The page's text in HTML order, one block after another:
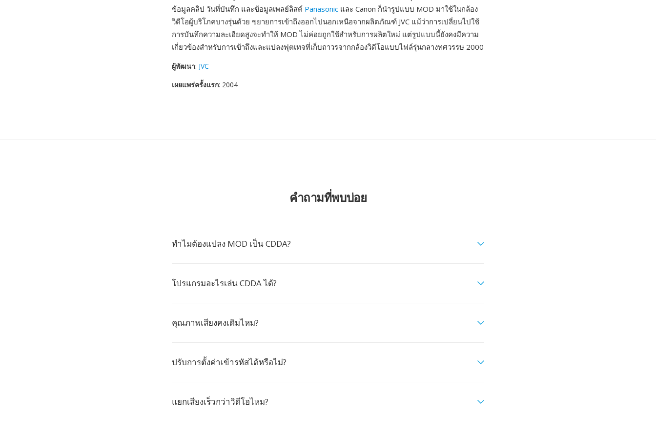
ข้อมูลคลิป วันที่บันทึก และข้อมูลเพลย์ลิสต์ Panasonic และ Canon ก็นำรูปแบบ MOD มาใช้ในกล้อง
วิดีโอผู้บริโภคบางรุ่นด้วย ขยายการเข้าถึงออกไปนอกเหนือจากผลิตภัณฑ์ JVC แม้ว่าการเปลี่ยนไปใช้
การบันทึกความละเอียดสูงจะทำให้ MOD ไม่ค่อยถูกใช้สำหรับการผลิตใหม่ แต่รูปแบบนี้ยังคงมีความ
เกี่ยวข้องสำหรับการเข้าถึงและแปลงฟุตเทจที่เก็บถาวรจากกล้องวิดีโอแบบไฟล์รุ่นกลางทศวรรษ 2000
ผู้พัฒนา: JVC
เผยแพร่ครั้งแรก: 2004
คำถามที่พบบ่อย
ทำไมต้องแปลง MOD เป็น CDDA?
โปรแกรมอะไรเล่น CDDA ได้?
คุณภาพเสียงคงเดิมไหม?
ปรับการตั้งค่าเข้ารหัสได้หรือไม่?
แยกเสียงเร็วกว่าวิดีโอไหม?